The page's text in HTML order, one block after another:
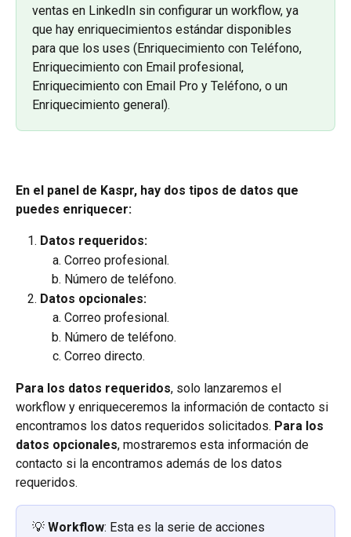
ventas en LinkedIn sin configurar un workflow, ya
que hay enriquecimientos estándar disponibles
para que los uses (Enriquecimiento con Teléfono,
Enriquecimiento con Email profesional,
Enriquecimiento con Email Pro y Teléfono, o un
Enriquecimiento general).
En el panel de Kaspr, hay dos tipos de datos que
puedes enriquecer:
Datos requeridos:
Correo profesional.
Número de teléfono.
Datos opcionales:
Correo profesional.
Número de teléfono.
Correo directo.
Para los datos requeridos, solo lanzaremos el
workflow y enriqueceremos la información de contacto si
encontramos los datos requeridos solicitados. Para los
datos opcionales, mostraremos esta información de
contacto si la encontramos además de los datos
requeridos.
💡 Workflow: Esta es la serie de acciones